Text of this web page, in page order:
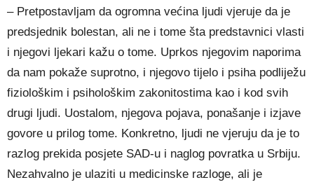
– Pretpostavljam da ogromna većina ljudi vjeruje da je
predsjednik bolestan, ali ne i tome šta predstavnici vlasti
i njegovi ljekari kažu o tome. Uprkos njegovim naporima
da nam pokaže suprotno, i njegovo tijelo i psiha podliježu
fiziološkim i psihološkim zakonitostima kao i kod svih
drugi ljudi. Uostalom, njegova pojava, ponašanje i izjave
govore u prilog tome. Konkretno, ljudi ne vjeruju da je to
razlog prekida posjete SAD-u i naglog povratka u Srbiju.
Nezahvalno je ulaziti u medicinske razloge, ali je